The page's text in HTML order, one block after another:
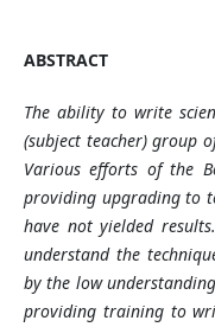
ABSTRACT
The ability to write
(subject teacher) group
Various efforts of the
providing upgrading to
have not yielded
understand the
by the low
providing training to